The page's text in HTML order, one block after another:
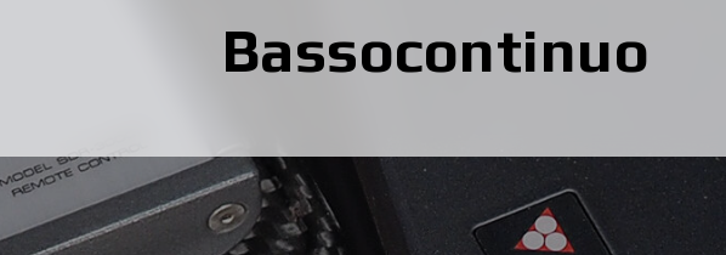
Bassocontinuo